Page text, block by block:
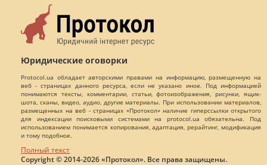
Юридические оговорки
Protocol.ua обладает авторскими правами на информацию, размещенную на
веб - страницах данного ресурса, если не указано иное. Под информацией
понимаются тексты, комментарии, статьи, фотоизображения, рисунки, ящик-
шота, сканы, видео, аудио, другие материалы. При использовании материалов,
размещенных на веб - страницах «Протокол» наличие гиперссылки открытого
для индексации поисковыми системами на protocol.ua обязательна. Под
использованием понимается копирования, адаптация, рерайтинг, модификация
и тому подобное.
Полный текст
Copyright © 2014-2026 «Протокол». Все права защищены.